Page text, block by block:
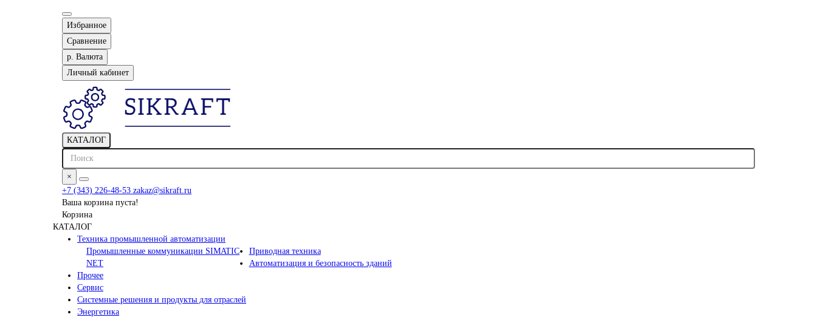
Избранное
Сравнение
р. Валюта
Личный кабинет
КАТАЛОГ
×
+7 (343) 226-48-53 zakaz@sikraft.ru
Ваша корзина пуста!
Корзина
КАТАЛОГ
Техника промышленной автоматизации
Промышленные коммуникации SIMATIC
NET
Приводная техника
Автоматизация и безопасность зданий
Прочее
Сервис
Системные решения и продукты для отраслей
Энергетика